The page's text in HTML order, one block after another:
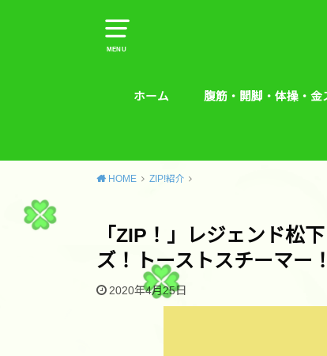
MENU
ホーム 腹筋・開脚・体操・金
HOME ZIP!紹介
「ZIP！」レジェンド松
ズ！トーストスチーマー
2020年4月25日